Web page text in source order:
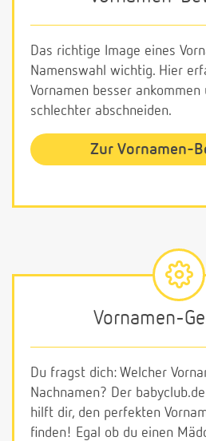
Das richtige Image eines
Namenswahl wichtig. Hier
Vornamen besser ankommen
schlechter abschneiden.
Zur Vornamen-
Vornamen-
Du fragst dich: Welcher
Nachnamen? Der
hilft dir, den perfekten
finden! Egal ob du einen